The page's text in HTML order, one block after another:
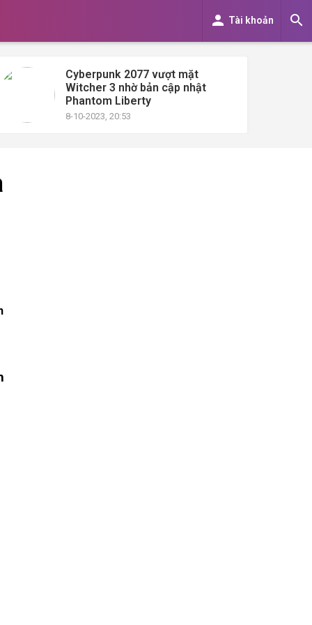
 Tài khoản 
Cyberpunk 2077 vượt mặt
Witcher 3 nhờ bản cập nhật
Phantom Liberty
8-10-2023, 20:53